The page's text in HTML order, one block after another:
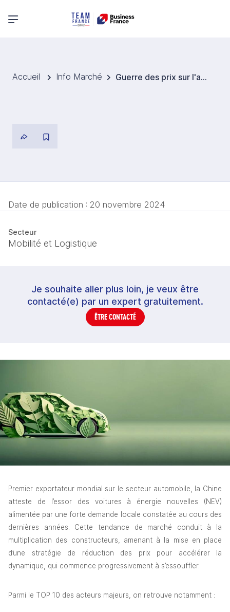
Menu principal
Accueil Info Marché Guerre des prix sur l'automobile chinois et marges réduites des constructeurs
Date de publication : 20 novembre 2024
Secteur
Mobilité et Logistique
Je souhaite aller plus loin, je veux être
contacté(e) par un expert gratuitement.
ÊTRE CONTACTÉ
Premier exportateur mondial sur le secteur automobile, la Chine
atteste de l’essor des voitures à énergie nouvelles (NEV)
alimentée par une forte demande locale constatée au cours des
dernières années. Cette tendance de marché conduit à la
multiplication des constructeurs, amenant à la mise en place
d’une stratégie de réduction des prix pour accélérer la
dynamique, qui commence progressivement à s’essouffler.
Parmi le TOP 10 des acteurs majeurs, on retrouve notamment :